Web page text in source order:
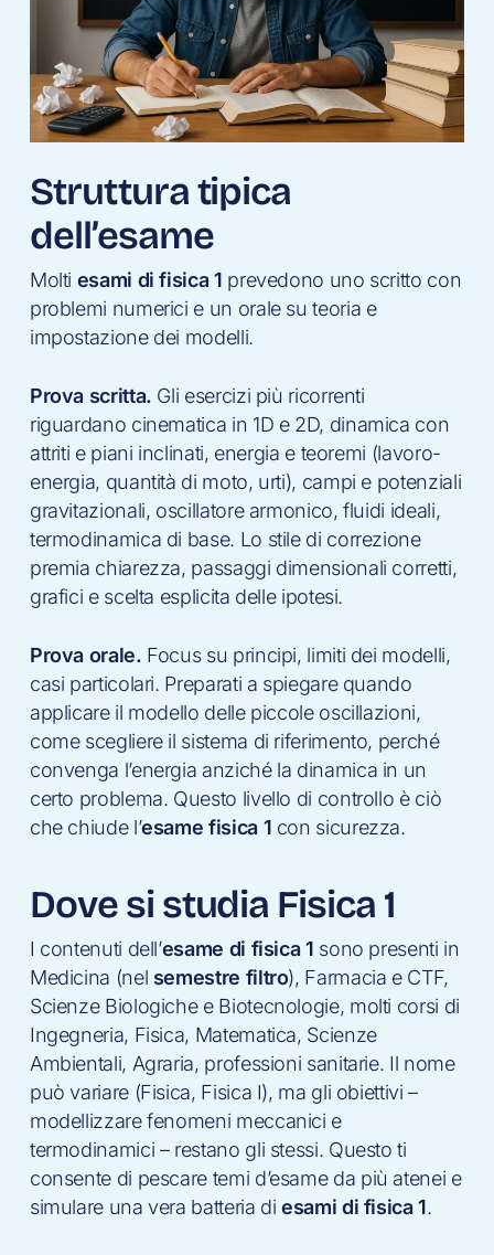
Struttura tipica
dell’esame
Molti esami di fisica 1 prevedono uno scritto con
problemi numerici e un orale su teoria e
impostazione dei modelli.
Prova scritta. Gli esercizi più ricorrenti
riguardano cinematica in 1D e 2D, dinamica con
attriti e piani inclinati, energia e teoremi (lavoro-
energia, quantità di moto, urti), campi e potenziali
gravitazionali, oscillatore armonico, fluidi ideali,
termodinamica di base. Lo stile di correzione
premia chiarezza, passaggi dimensionali corretti,
grafici e scelta esplicita delle ipotesi.
Prova orale. Focus su principi, limiti dei modelli,
casi particolari. Preparati a spiegare quando
applicare il modello delle piccole oscillazioni,
come scegliere il sistema di riferimento, perché
convenga l’energia anziché la dinamica in un
certo problema. Questo livello di controllo è ciò
che chiude l’esame fisica 1 con sicurezza.
Dove si studia Fisica 1
I contenuti dell’esame di fisica 1 sono presenti in
Medicina (nel semestre filtro), Farmacia e CTF,
Scienze Biologiche e Biotecnologie, molti corsi di
Ingegneria, Fisica, Matematica, Scienze
Ambientali, Agraria, professioni sanitarie. Il nome
può variare (Fisica, Fisica I), ma gli obiettivi –
modellizzare fenomeni meccanici e
termodinamici – restano gli stessi. Questo ti
consente di pescare temi d’esame da più atenei e
simulare una vera batteria diesami di fisica 1.